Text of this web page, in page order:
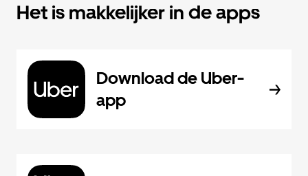
Het is makkelijker in de apps
Download de Uber-
app